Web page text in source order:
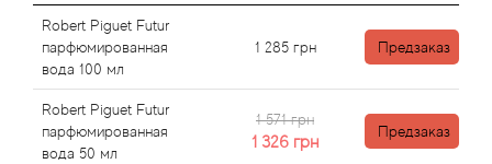
Robert Piguet Futur
парфюмированная
вода 100 мл
1 285 грн Предзаказ
Robert Piguet Futur
парфюмированная
вода 50 мл
1 571 грн
1 326 грн
Предзаказ
Amouage
Amouroud
Andre L'Arom